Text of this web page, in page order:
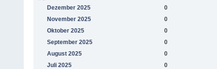
Dezember 2025
0
November 2025
0
Oktober 2025
0
September 2025
0
August 2025
0
Juli 2025
0